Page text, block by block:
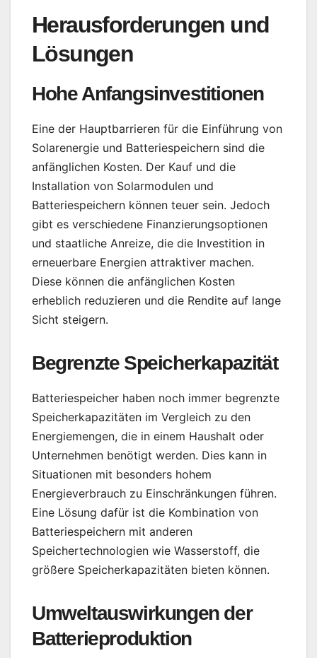
Herausforderungen und
Lösungen
Hohe Anfangsinvestitionen
Eine der Hauptbarrieren für die Einführung von
Solarenergie und Batteriespeichern sind die
anfänglichen Kosten. Der Kauf und die
Installation von Solarmodulen und
Batteriespeichern können teuer sein. Jedoch
gibt es verschiedene Finanzierungsoptionen
und staatliche Anreize, die die Investition in
erneuerbare Energien attraktiver machen.
Diese können die anfänglichen Kosten
erheblich reduzieren und die Rendite auf lange
Sicht steigern.
Begrenzte Speicherkapazität
Batteriespeicher haben noch immer begrenzte
Speicherkapazitäten im Vergleich zu den
Energiemengen, die in einem Haushalt oder
Unternehmen benötigt werden. Dies kann in
Situationen mit besonders hohem
Energieverbrauch zu Einschränkungen führen.
Eine Lösung dafür ist die Kombination von
Batteriespeichern mit anderen
Speichertechnologien wie Wasserstoff, die
größere Speicherkapazitäten bieten können.
Umweltauswirkungen der
Batterieproduktion